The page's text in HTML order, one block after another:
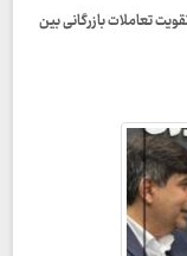
تعاملات بازرگانی بین